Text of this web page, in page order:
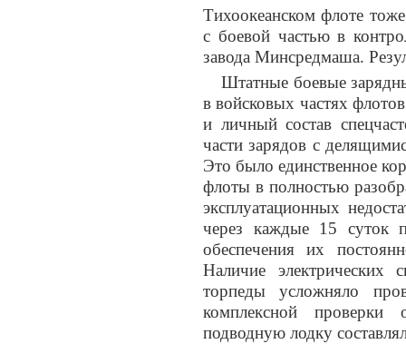
Тихоокеанском флоте
с боевой частью в
завода Минсредмаша.
Штатные боевые
в войсковых частях
и личный состав
части зарядов с
Это было единственное
флоты в полностью
эксплуатационных
через каждые 15 суток
обеспечения их
Наличие
торпеды усложняло
комплексной
подводную лодку